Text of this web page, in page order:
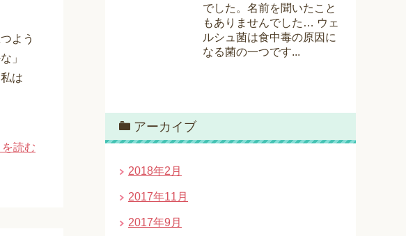
よう
」
は
読む
でした。名前を聞いたこと
もありませんでした… ウェ
ルシュ菌は食中毒の原因に
なる菌の一つです...
アーカイブ
2018年2月
2017年11月
2017年9月